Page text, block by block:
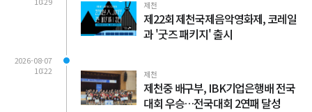
제천
제22회 제천국제음악영화제, 코레일
과 '굿즈 패키지' 출시
2026-08-07
10:22
제천
제천중 배구부, IBK기업은행배 전국
대회 우승…전국대회 2연패 달성